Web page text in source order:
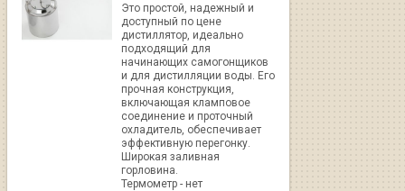
Это простой, надежный и
доступный по цене
дистиллятор, идеально
подходящий для
начинающих самогонщиков
и для дистилляции воды. Его
прочная конструкция,
включающая кламповое
соединение и проточный
охладитель, обеспечивает
эффективную перегонку.
Широкая заливная
горловина.
Термометр - нет